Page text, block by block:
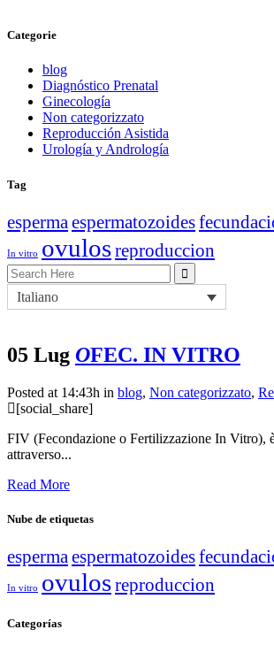
Categorie
blog
Diagnóstico Prenatal
Ginecología
Non categorizzato
Reproducción Asistida
Urología y Andrología
Tag
esperma espermatozoides
In vitro ovulosreproduccion
Search
for:
Italiano
05 Lug OFEC. IN VITRO
Posted at 14:43h in blog, Non categorizzato,
[social_share]
FIV (Fecondazione o Fertilizzazione In Vitro),
attraverso...
Read More
Nube de etiquetas
espermaespermatozoides
In vitro ovulosreproduccion
Categorías